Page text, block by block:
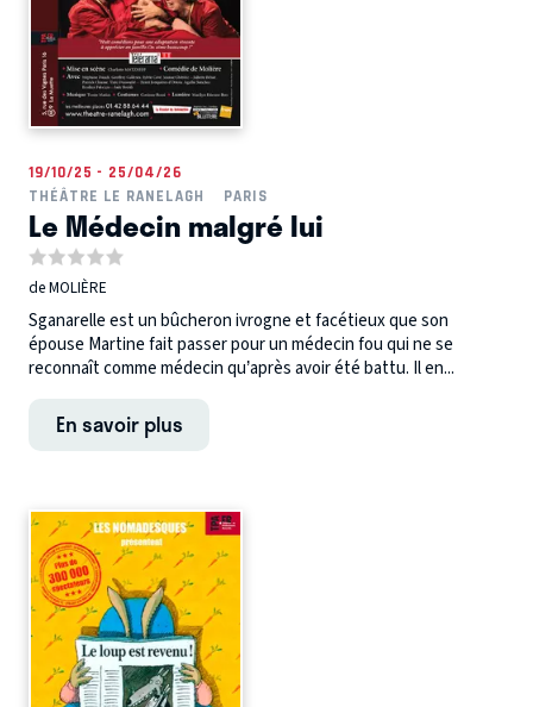
19/10/25 - 25/04/26
THÉÂTRE LE RANELAGH
PARIS
Le Médecin malgré lui
de MOLIÈRE
Sganarelle est un bûcheron ivrogne et facétieux que son
épouse Martine fait passer pour un médecin fou qui ne se
reconnaît comme médecin qu’après avoir été battu. Il en...
En savoir plus